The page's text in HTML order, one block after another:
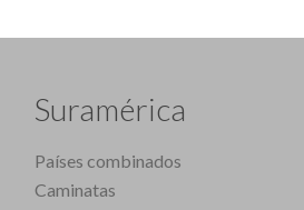
Suramérica
Países combinados
Caminatas